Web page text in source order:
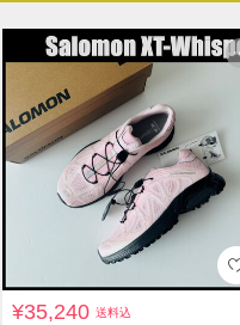
¥35,240送料込